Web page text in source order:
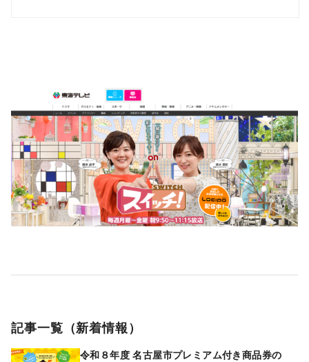
記事一覧（新着情報）
令和８年度 名古屋市プレミアム付き商品券の